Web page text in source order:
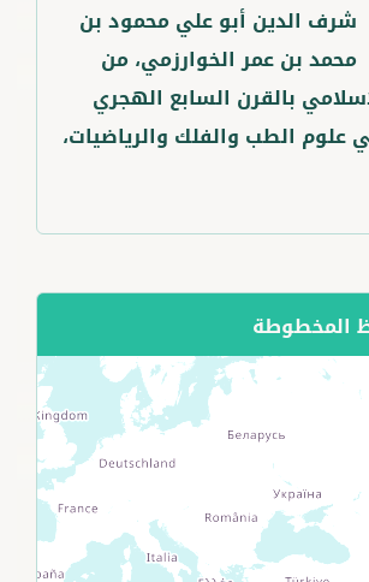
شرف الدين أبو علي محمود بن
محمد بن عمر الخوارزمي، من
بالقرن السابع الهجري
علوم الطب والفلك والرياضيات،